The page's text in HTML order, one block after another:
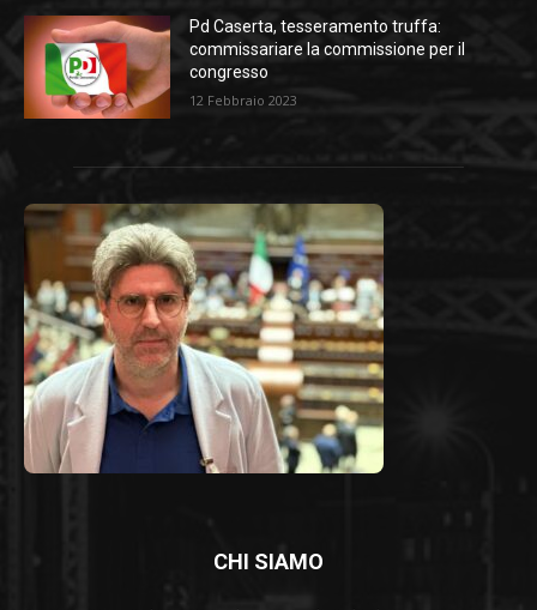
Pd Caserta, tesseramento truffa:
commissariare la commissione per il
congresso
12 Febbraio 2023
CHI SIAMO